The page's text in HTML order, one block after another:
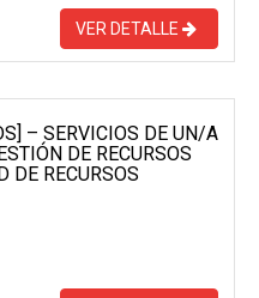
VER DETALLE
– SERVICIOS DE UN/A
DE RECURSOS
DE RECURSOS